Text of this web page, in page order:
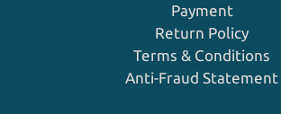
Payment
Return Policy
Terms & Conditions
Anti-Fraud Statement